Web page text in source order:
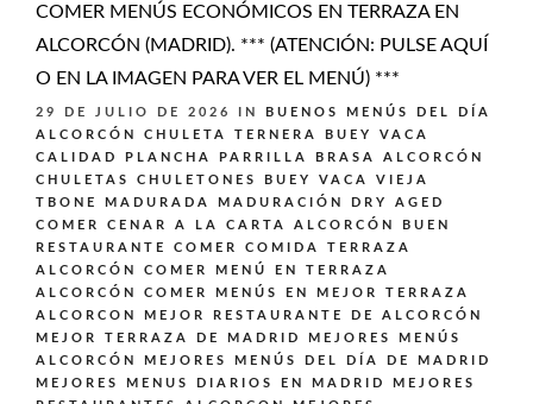
COMER MENÚS ECONÓMICOS EN TERRAZA EN
ALCORCÓN (MADRID). *** (ATENCIÓN: PULSE AQUÍ
O EN LA IMAGEN PARA VER EL MENÚ) ***
29 DE JULIO DE 2026 IN
BUENOS MENÚS DEL DÍA
ALCORCÓN
CHULETA TERNERA BUEY VACA
CALIDAD PLANCHA PARRILLA BRASA ALCORCÓN
CHULETAS CHULETONES BUEY VACA VIEJA
TBONE MADURADA MADURACIÓN DRY AGED
COMER CENAR A LA CARTA ALCORCÓN BUEN
RESTAURANTE
COMER COMIDA TERRAZA
ALCORCÓN
COMER MENÚ EN TERRAZA
ALCORCÓN
COMER MENÚS EN MEJOR TERRAZA
ALCORCON
MEJOR RESTAURANTE DE ALCORCÓN
MEJOR TERRAZA DE MADRID
MEJORES MENÚS
ALCORCÓN
MEJORES MENÚS DEL DÍA DE MADRID
MEJORES MENUS DIARIOS EN MADRID
MEJORES